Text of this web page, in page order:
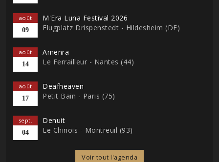
août
09
M'Era Luna Festival 2026
Flugplatz Drispenstedt - Hildesheim (DE)
août
14
Amenra
Le Ferrailleur - Nantes (44)
août
17
Deafheaven
Petit Bain - Paris (75)
sept.
04
Denuit
Le Chinois - Montreuil (93)
Voir tout l'agenda